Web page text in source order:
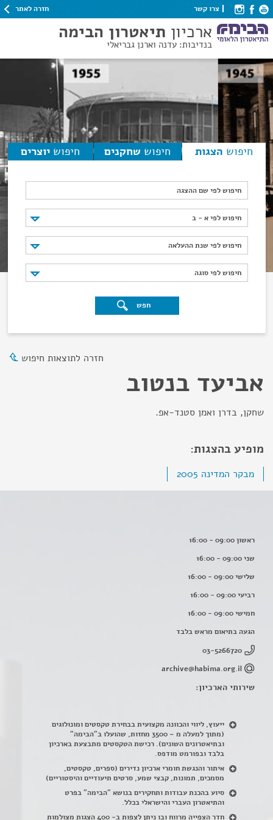
צרו קשר חזרה לאתר
ארכיון תיאטרון הבימה
בנדיבות: עדנה וארנן גבריאלי
חיפוש הצגות חיפוש שחקנים חיפוש יוצרים
חיפוש לפי שם ההצגה
חיפוש לפי א - ב
חיפוש לפי א - ב
חיפוש לפי שנת ההעלאה
חיפוש לפי שנת ההעלאה
חיפוש לפי סוגה
חיפוש לפי סוגה
חפש
חזרה לתוצאות חיפוש
אביעד בנטוב
שחקן, בדרן ואמן סטנד-אפ.
מופיע בהצגות:
מבקר המדינה 2005
ראשון 09:00 - 16:00
שני 09:00 - 16:00
שלישי 09:00 - 16:00
רביעי 09:00 - 16:00
חמישי 09:00 - 16:00
הגעה בתיאום מראש בלבד
03-5266720
archive@habima.org.il
שירותי הארכיון:
ייעוץ, ליווי והכוונה מקצועית בבחירת טקסטים ומונולוגים
(מתוך למעלה מ – 3500 מחזות, שהועלו ב"הבימה"
ובתיאטרונים השונים). רכישת הטקסטים מתבצעת בארכיון
בלבד ובפורמט מודפס.
איתור והנגשת חומרי ארכיון נדירים (ספרים, טקסטים,
מסמכים, תמונות, קבצי שמע, סרטים תיעודיים והיסטוריים)
סיוע בהכנת עבודות ותחקירים בנושא "הבימה" בפרט
והתיאטרון העברי והישראלי בכלל.
חדר הצפייה מרווח ובו ניתן לצפות ב- 400 הצגות מצולמות